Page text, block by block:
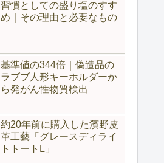
習慣としての盛り塩のすす
め｜その理由と必要なもの
基準値の344倍｜偽造品の
ラブブ人形キーホルダーか
ら発がん性物質検出
約20年前に購入した濱野皮
革工藝「グレースディライ
トトートL」